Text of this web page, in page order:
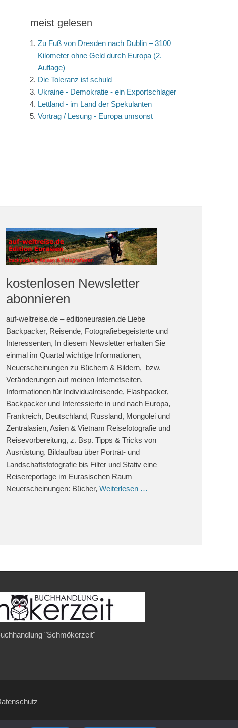
meist gelesen
Zu Fuß von Dresden nach Dublin – 3100
Kilometer ohne Geld durch Europa (2.
Auflage)
Die Toleranz ist schuld
Ukraine - Demokratie - ein Exportschlager
Lettland - im Land der Spekulanten
Vortrag / Lesung - Europa umsonst
kostenlosen Newsletter
abonnieren
auf-weltreise.de – editioneurasien.de Liebe
Backpacker, Reisende, Fotografiebegeisterte und
Interessenten, In diesem Newsletter erhalten Sie
einmal im Quartal wichtige Informationen,
Neuerscheinungen zu Büchern & Bildern, bzw.
Veränderungen auf meinen Internetseiten.
Informationen für Individualreisende, Flashpacker,
Backpacker und Interessierte in und nach Europa,
Frankreich, Deutschland, Russland, Mongolei und
Zentralasien, Asien & Vietnam Reisefotografie und
Reisevorbereitung, z. Bsp. Tipps & Tricks von
Ausrüstung, Bildaufbau über Porträt- und
Landschaftsfotografie bis Filter und Stativ eine
Reisereportage im Eurasischen Raum
Neuerscheinungen: Bücher, Weiterlesen …
"Schmökerzeit"